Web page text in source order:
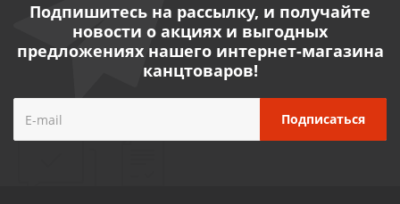
Подпишитесь на рассылку, и получайте
новости о акциях и выгодных
предложениях нашего интернет-магазина
канцтоваров!